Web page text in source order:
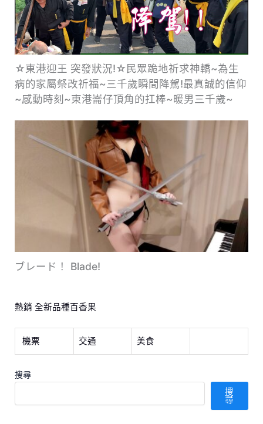
☆東港迎王 突發狀況!☆民眾跪地祈求神轎~為生
病的家屬祭改祈福~三千歲瞬間降駕!最真誠的信仰
~感動時刻~東港崙仔頂角的扛棒~暖男三千歲~
ブレード！ Blade!
熱銷 全新品種百香果
機票 交通 美食
搜尋
搜
尋